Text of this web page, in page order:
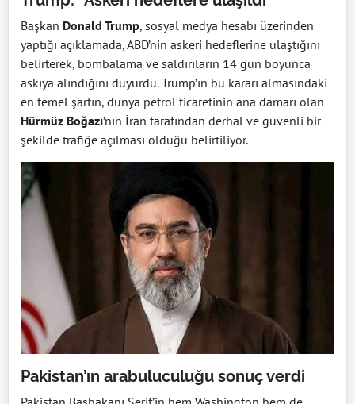
Başkan Donald Trump, sosyal medya hesabı üzerinden
yaptığı açıklamada, ABD’nin askeri hedeflerine ulaştığını
belirterek, bombalama ve saldırıların 14 gün boyunca
askıya alındığını duyurdu. Trump’ın bu kararı almasındaki
en temel şartın, dünya petrol ticaretinin ana damarı olan
Hürmüz Boğazı’nın İran tarafından derhal ve güvenli bir
şekilde trafiğe açılması olduğu belirtiliyor.
Pakistan’ın arabuluculuğu sonuç verdi